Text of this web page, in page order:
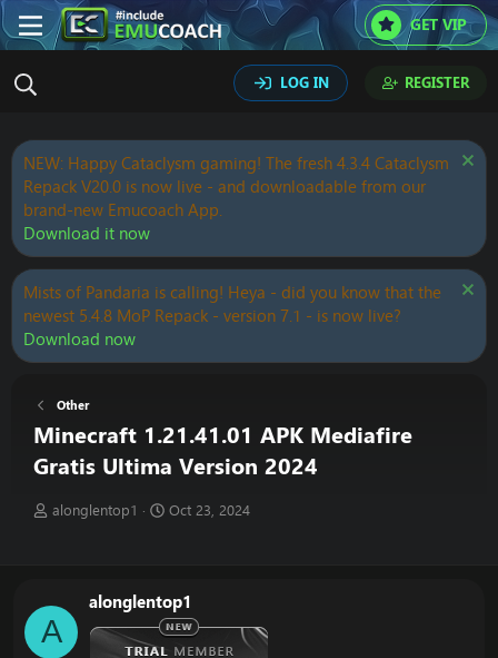
GET VIP
LOG IN REGISTER
NEW: Happy Cataclysm gaming! The fresh 4.3.4 Cataclysm
Repack V20.0 is now live - and downloadable from our
brand-new Emucoach App.
Download it now
Mists of Pandaria is calling! Heya - did you know that the
newest 5.4.8 MoP Repack - version 7.1 - is now live?
Download now
Other
Minecraft 1.21.41.01 APK Mediafire
Gratis Ultima Version 2024
T
d
s
alonglentop1
S
d
a
Oct 23, 2024
A
alonglentop1